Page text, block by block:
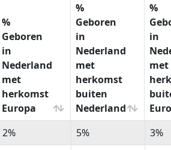
%
Geboren
in
Nederland
met
herkomst
Europa
%
Geboren
in
Nederland
met
herkomst
buiten
Nederland
%
in
met
%
Geboren
%
Geboren
%
2% 5% 3%